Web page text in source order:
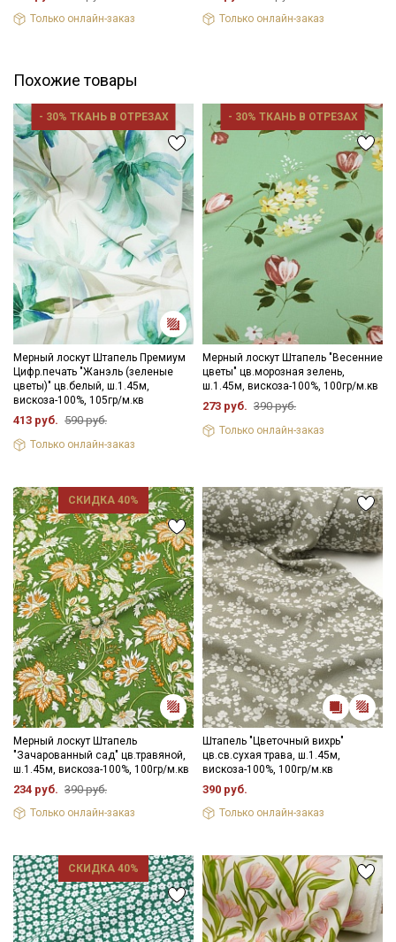
Только онлайн-заказ Только онлайн-заказ
Похожие товары
- 30% ТКАНЬ В ОТРЕЗАХ
Мерный лоскут Штапель Премиум
Цифр.печать "Жанэль (зеленые
цветы)" цв.белый, ш.1.45м,
вискоза-100%, 105гр/м.кв
413 руб. 590 руб.
Только онлайн-заказ
- 30% ТКАНЬ В ОТРЕЗАХ
Мерный лоскут Штапель "Весенние
цветы" цв.морозная зелень,
ш.1.45м, вискоза-100%, 100гр/м.кв
273 руб. 390 руб.
Только онлайн-заказ
СКИДКА 40%
Мерный лоскут Штапель
"Зачарованный сад" цв.травяной,
ш.1.45м, вискоза-100%, 100гр/м.кв
234 руб. 390 руб.
Только онлайн-заказ
Штапель "Цветочный вихрь"
цв.св.сухая трава, ш.1.45м,
вискоза-100%, 100гр/м.кв
390 руб.
Только онлайн-заказ
СКИДКА 40%
Секретная рассылка от Купава
Мы публикуем здесь дополнительные
промокоды и скидки до 30% на узкие
категории тканей
Электронная почта
Подписаться
Ознакомлен(а) с
Политикой обработки персональных
данныхи даюСогласие на обработку персональных
ДаюСогласие на получение рекламных и
информационных рассылок